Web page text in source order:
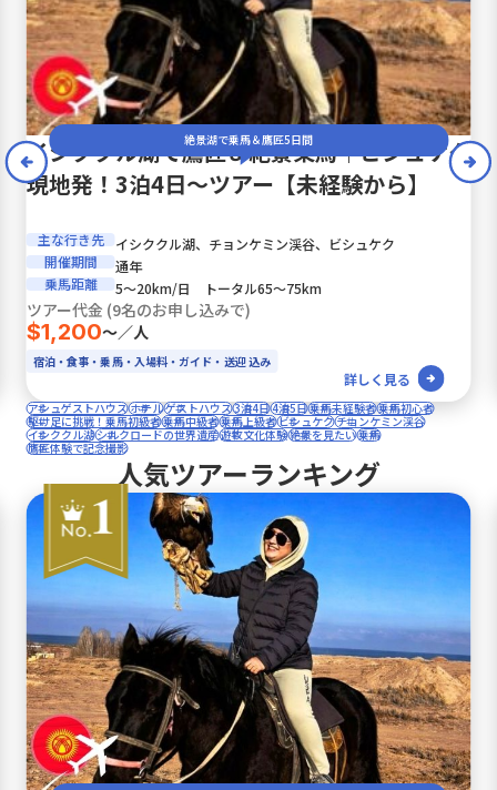
絶景湖で乗馬＆鷹匠5日間
イシククル湖で鷹匠＆絶景乗馬｜ビシュケク
現地発！3泊4日〜ツアー【未経験から】
主な行き先
イシククル湖、チョンケミン渓谷、ビシュケク
開催期間
通年
乗馬距離
5〜20km/日 トータル65〜75km
ツアー代金 (9名のお申し込みで)
$1,200〜／人
宿泊・食事・乗馬・入場料・ガイド・送迎 込み
詳しく見る
アシュゲストハウスホテルゲストハウス3泊4日4泊5日乗馬未経験者乗馬初心者
駆け足に挑戦！乗馬初級者乗馬中級者乗馬上級者ビシュケクチョンケミン渓谷
イシククル湖シルクロードの世界遺産遊牧文化体験絶景を見たい乗馬
鷹匠体験で記念撮影
人気ツアーランキング